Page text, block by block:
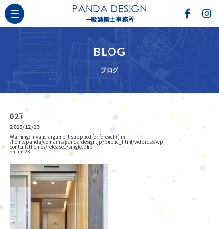
一級建築士事務所
BLOG
ブログ
027
2019/12/13
Warning: Invalid argument supplied for foreach() in
/home/panda/domains/panda-design.jp/public_html/wdpress/wp-
content/themes/release1/single.php
on line23